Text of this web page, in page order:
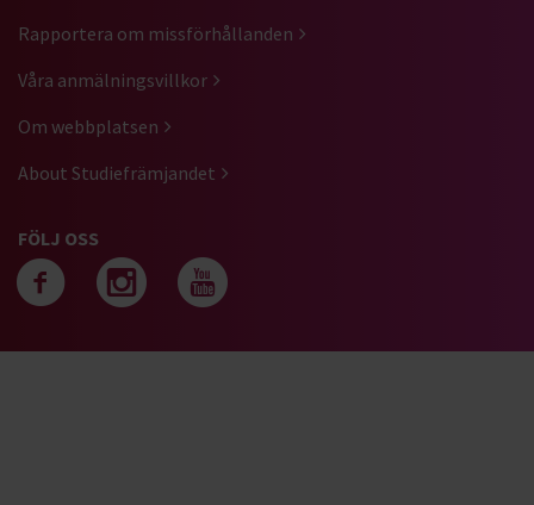
Rapportera om missförhållanden
Våra anmälningsvillkor
Om webbplatsen
About Studiefrämjandet
FÖLJ OSS
Följ oss på facebook
Följ oss på
Följ oss på